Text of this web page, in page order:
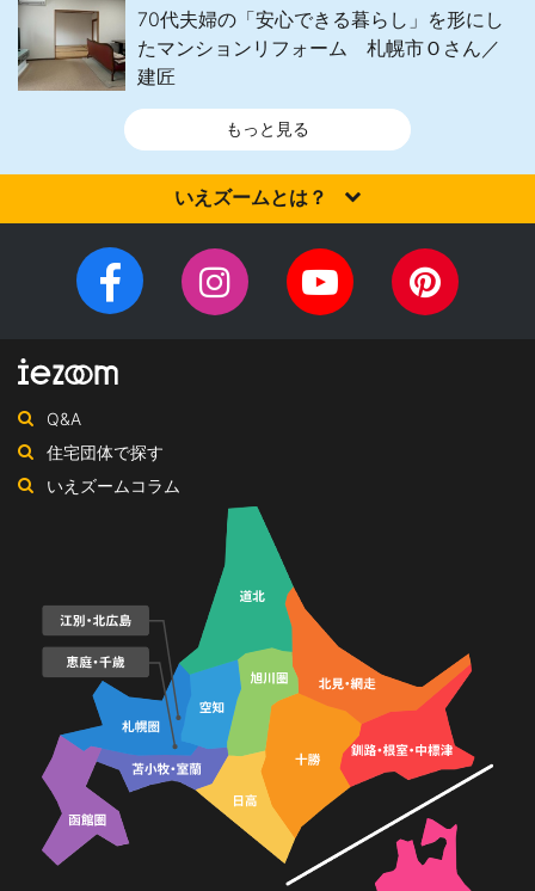
70代夫婦の「安心できる暮らし」を形にし
たマンションリフォーム 札幌市Ｏさん／
建匠
もっと見る
いえズームとは？
住宅会社を選びませんか？iezoom（いえズーム）は（株）北海道
住宅新聞社が、日頃の住宅業界への取材を元に、優れたハウスメ
ーカー・工務店を紹介するサイトです。
Facebook
ー
ジ
InstagramYouTube
チ
Q&A
住宅団体で探す
いえズームコラム